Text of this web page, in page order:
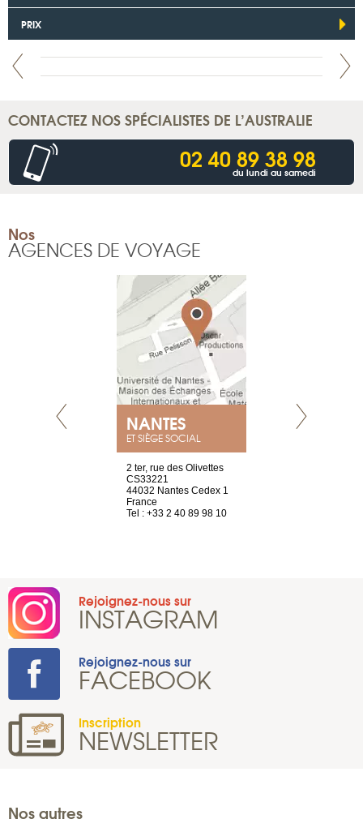
PRIX
CONTACTEZ NOS SPÉCIALISTES DE L’AUSTRALIE
02 40 89 38 98
du lundi au samedi
Nos
AGENCES DE VOYAGE
NANTES
ET SIÈGE SOCIAL
2 ter, rue des Olivettes
CS33221
44032 Nantes Cedex 1
France
Tel : +33 2 40 89 98 10
Rejoignez-nous sur
INSTAGRAM
Rejoignez-nous sur
FACEBOOK
Inscription
NEWSLETTER
Nos autres